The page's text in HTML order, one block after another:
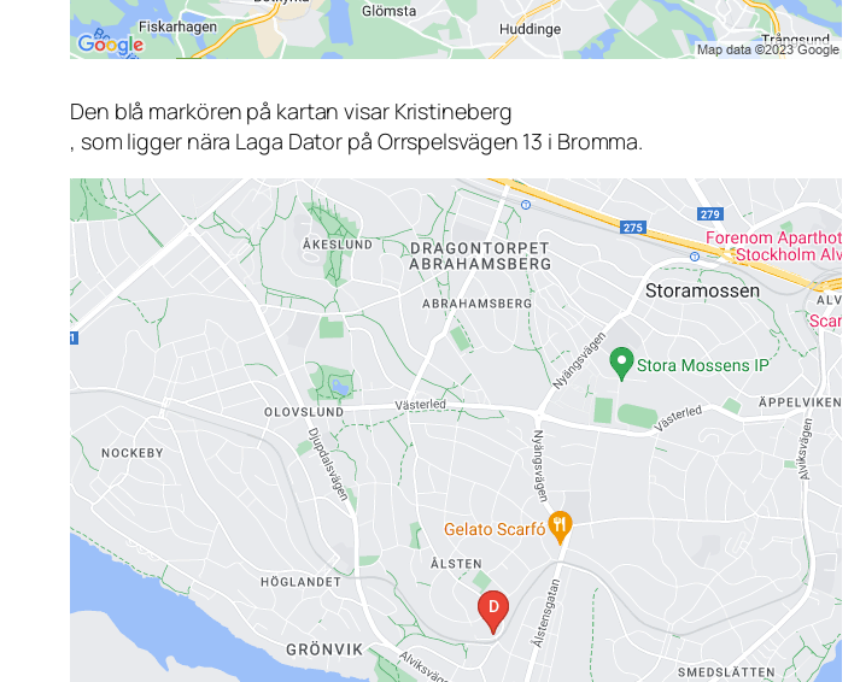
Den blå markören på kartan visar Kristineberg
, som ligger nära Laga Dator på Orrspelsvägen 13 i Bromma.